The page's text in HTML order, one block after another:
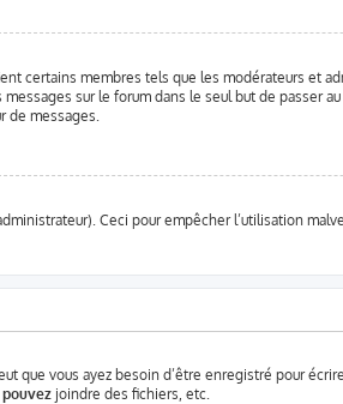
certains membres tels que les modérateurs et
sur le forum dans le seul but de passer
de messages.
Ceci pour empêcher l’utilisation
que vous ayez besoin d’être enregistré pour
pouvez joindre des fichiers, etc.